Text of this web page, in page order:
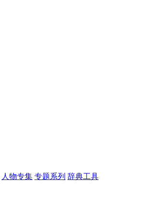
人物专集 专题系列 辞典工具